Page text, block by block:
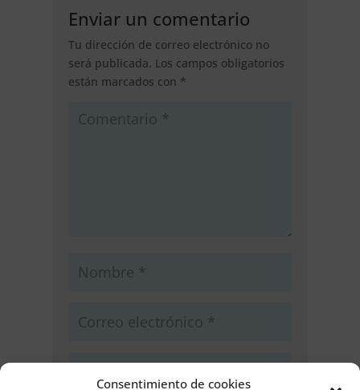
Consentimiento de cookies
Enviar un comentario
Tu dirección de correo electrónico no
será publicada. Los campos obligatorios
están marcados con *